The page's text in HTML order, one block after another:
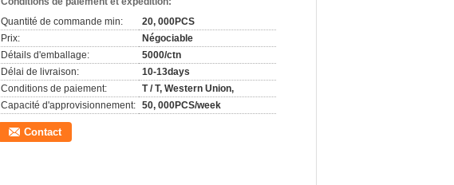
Quantité de commande min:
20, 000PCS
Prix:
Négociable
Détails d'emballage:
5000/ctn
Délai de livraison:
10-13days
Conditions de paiement:
T / T, Western Union,
Capacité d'approvisionnement: 50, 000PCS/week
Contact